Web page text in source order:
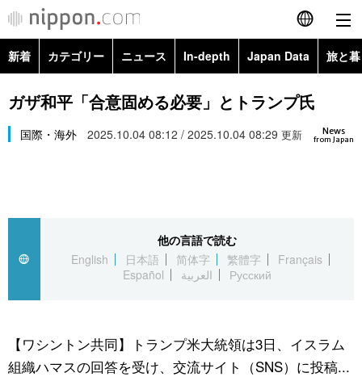
English
简体字
繁體字
العربية
社会
旅と暮らし
新着 カテゴリー ニュース In-depth Japan Data 旅と
政治・外交
経済・ビジネス
社会
文化
科学・技術
暮らし
Topics
Images
お知らせ
ガザ和平「合意固める必要」とトランプ氏
News
from Japan
国際・海外 2025.10.04 08:12 / 2025.10.04 08:29 更新
他の言語で読む
English
日本語 简体字 繁體字
Français
Español
العربية Русский
【ワシントン共同】トランプ米大統領は3日、イスラム
組織ハマスの回答を受け、交流サイト（SNS）に投稿...